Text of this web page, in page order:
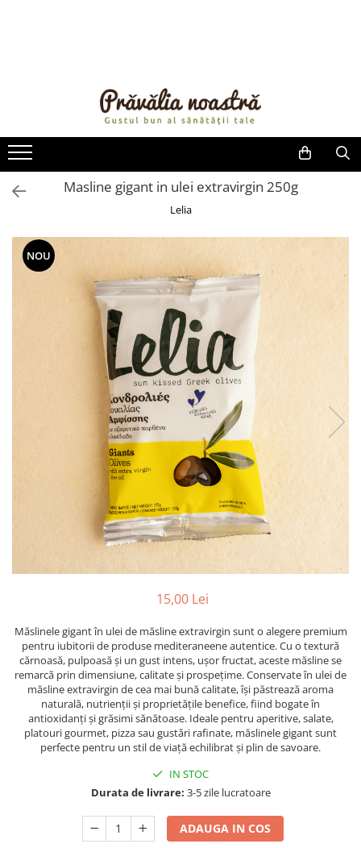
ULEIURI ȘI UNTURI
MĂSLINE
NUCI ȘI SEMINȚE
FRUCTE DESHIDRATATE
FRUCTE LA CONSERVĂ
OȚETURI ȘI SOSURI
FĂINĂ FĂRĂ GLUTEN
BĂUTURI / LAPTE VEGETAL
OREZ ȘI CEREALE
CREME ȘI PASTE TARTINABILE
CEAIURI GRECEȘTI
CIOCOLATĂ ȘI CACAO
HEALTHY SNACKS
SUPERALIMENTE
LACTATE
PRODUSE ECO / ORGANICE
REMEDII NATURISTE
TOATE PRODUSELE
Masline gigant in ulei extravirgin 250g
Lelia
NOU
15,00 Lei
Măslinele gigant în ulei de măsline extravirgin sunt o alegere premium
pentru iubitorii de produse mediteraneene autentice. Cu o textură
cărnoasă, pulpoasă și un gust intens, ușor fructat, aceste măsline se
remarcă prin dimensiune, calitate și prospețime. Conservate în ulei de
măsline extravirgin de cea mai bună calitate, își păstrează aroma
naturală, nutrienții și proprietățile benefice, fiind bogate în
antioxidanți și grăsimi sănătoase. Ideale pentru aperitive, salate,
platouri gourmet, pizza sau gustări rafinate, măslinele gigant sunt
perfecte pentru un stil de viață echilibrat și plin de savoare.
IN STOC
Durata de livrare: 3-5 zile lucratoare
ADAUGA IN COS